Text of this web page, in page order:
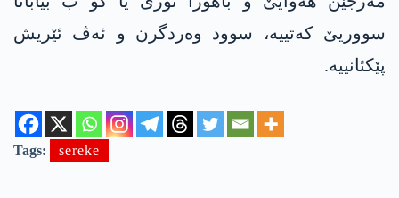
سووریێ كه‌تییه‌، سوود وەردگرن و ئه‌ڤ ئێریش
پێكئانییه‌.
Tags: sereke